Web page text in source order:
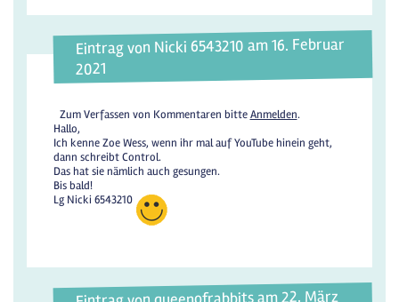
Eintrag von Nicki 6543210 am 16. Februar
2021
Zum Verfassen von Kommentaren bitteAnmelden.
Hallo,
Ich kenne Zoe Wess, wenn ihr mal auf YouTube hinein geht,
dann schreibt Control.
Das hat sie nämlich auch gesungen.
Bis bald!
Lg Nicki 6543210